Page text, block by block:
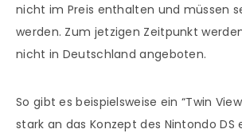
nicht im Preis enthalten und müssen
werden. Zum jetzigen Zeitpunkt
nicht in Deutschland angeboten.
So gibt es beispielsweise ein “Twin
stark an das Konzept des Nintondo DS